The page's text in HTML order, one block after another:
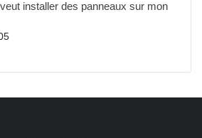
installer des panneaux sur mon